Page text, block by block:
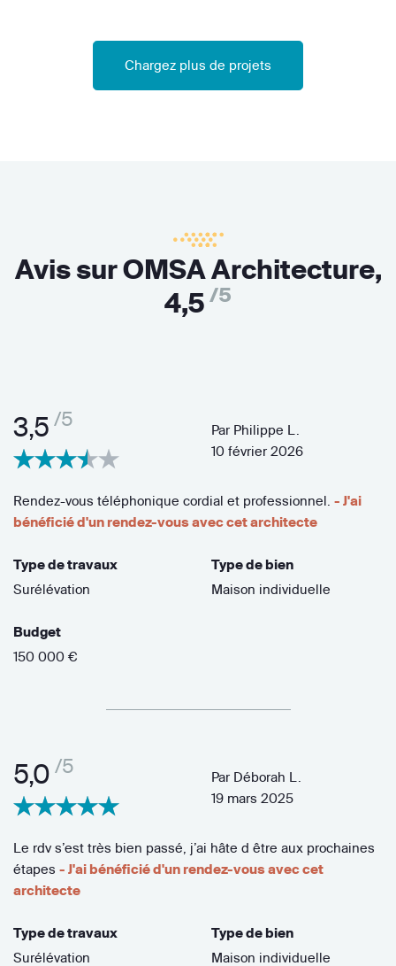
Chargez plus de projets
Avis sur OMSA Architecture,
4,5 /5
3,5 /5 Par Philippe L.
10 février 2026
Rendez-vous téléphonique cordial et professionnel. - J'ai
bénéficié d'un rendez-vous avec cet architecte
Type de travaux
Surélévation
Type de bien
Maison individuelle
Budget
150 000 €
5,0 /5 Par Déborah L.
19 mars 2025
Le rdv s’est très bien passé, j’ai hâte d être aux prochaines
étapes - J'ai bénéficié d'un rendez-vous avec cet
architecte
Type de travaux
Surélévation
Type de bien
Maison individuelle